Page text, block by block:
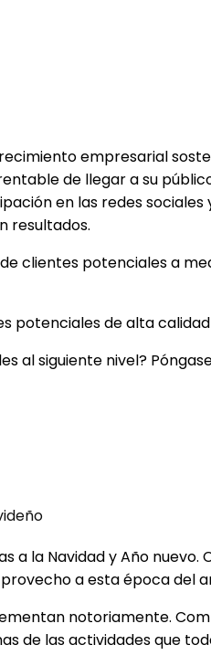
empresarial
de llegar a su
en las redes
resultados.
clientes potenciales a
potenciales de alta
al siguiente nivel?
la Navidad y Año nuevo.
a esta época del
notoriamente.
de las actividades que